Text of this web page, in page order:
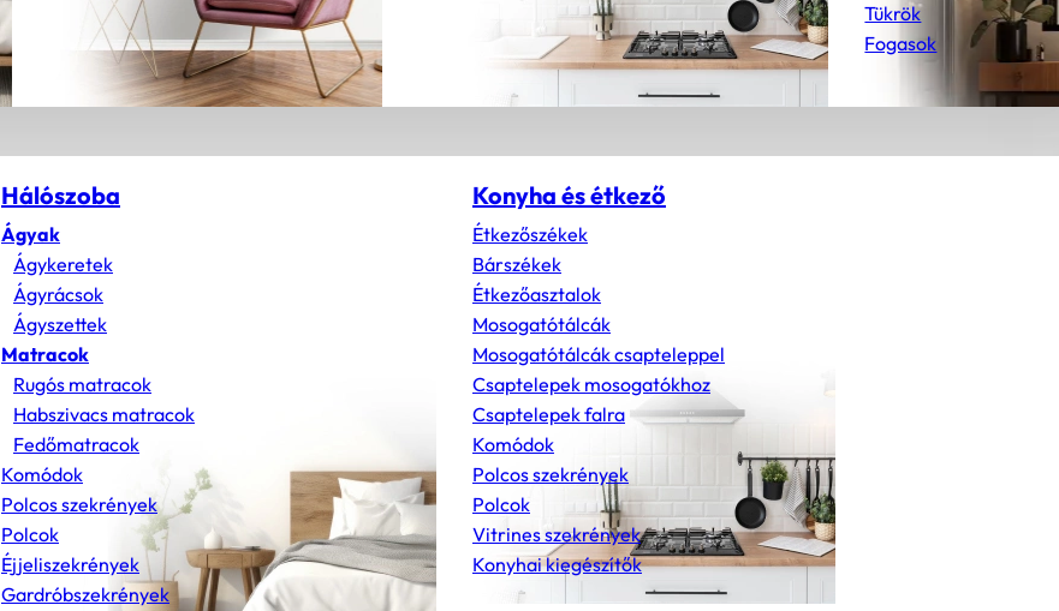
Tükrök
Fogasok
Hálószoba
Ágyak
Ágykeretek
Ágyrácsok
Ágyszettek
Matracok
Rugós matracok
Habszivacs matracok
Fedőmatracok
Komódok
Polcos szekrények
Polcok
Éjjeliszekrények
Gardróbszekrények
Konyha és étkező
Étkezőszékek
Bárszékek
Étkezőasztalok
Mosogatótálcák
Mosogatótálcák csapteleppel
Csaptelepek mosogatókhoz
Csaptelepek falra
Komódok
Polcos szekrények
Polcok
Vitrines szekrények
Konyhai kiegészítők